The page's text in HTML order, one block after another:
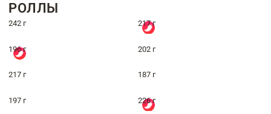
РОЛЛЫ
242 г 217 г
196 г 202 г
217 г 187 г
197 г 226 г